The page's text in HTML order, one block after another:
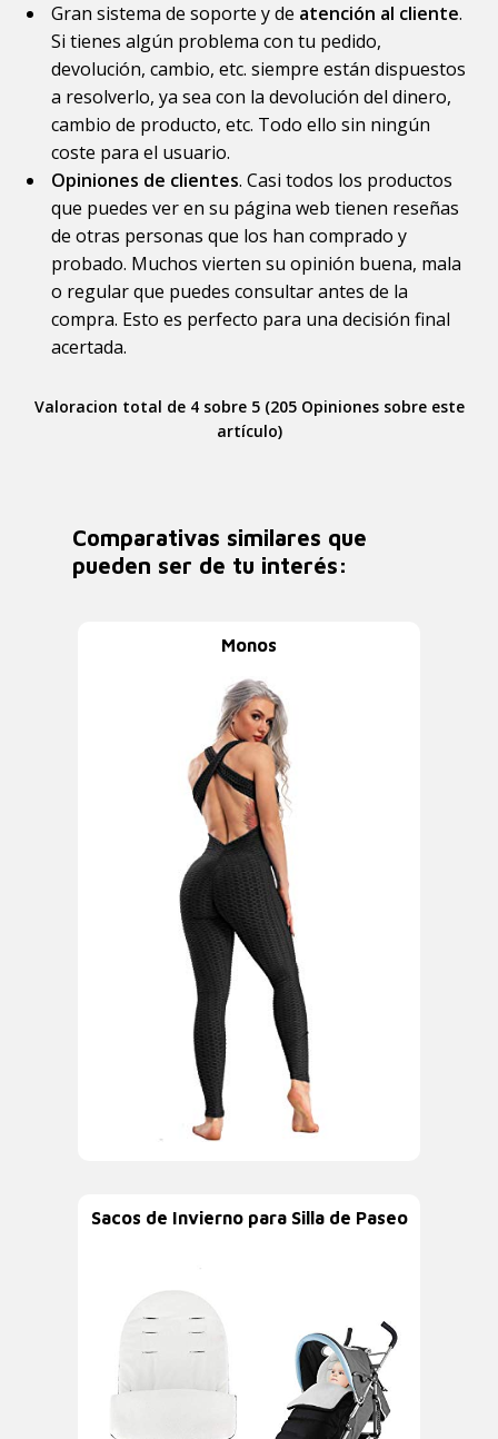
Gran sistema de soporte y de atención al cliente.
Si tienes algún problema con tu pedido,
devolución, cambio, etc. siempre están dispuestos
a resolverlo, ya sea con la devolución del dinero,
cambio de producto, etc. Todo ello sin ningún
coste para el usuario.
Opiniones de clientes. Casi todos los productos
que puedes ver en su página web tienen reseñas
de otras personas que los han comprado y
probado. Muchos vierten su opinión buena, mala
o regular que puedes consultar antes de la
compra. Esto es perfecto para una decisión final
acertada.
Valoracion total de 4 sobre 5 (205 Opiniones sobre este
artículo)
Comparativas similares que
pueden ser de tu interés:
Monos
Sacos de Invierno para Silla de Paseo